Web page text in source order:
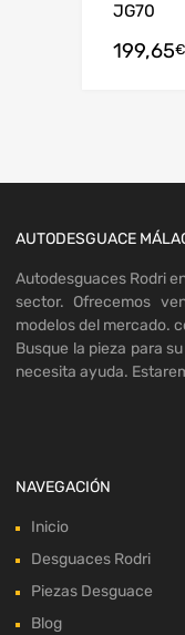
JG70
199,65€
AUTODESGUACE
Autodesguaces Rodri
sector. Ofrecemos
modelos del mercado.
Busque la pieza para
necesita ayuda.
NAVEGACIÓN
Inicio
Desguaces Rodri
Piezas Desguace
Blog